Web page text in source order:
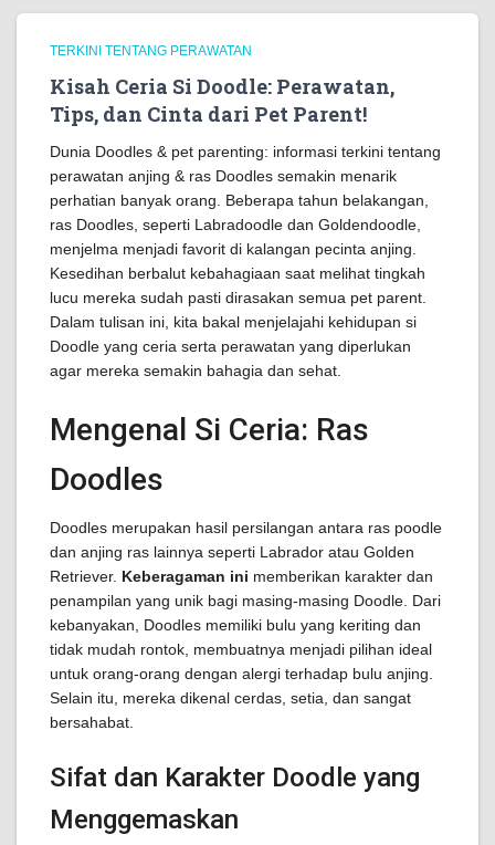
TERKINI TENTANG PERAWATAN
Kisah Ceria Si Doodle: Perawatan,
Tips, dan Cinta dari Pet Parent!
Dunia Doodles & pet parenting: informasi terkini tentang
perawatan anjing & ras Doodles semakin menarik
perhatian banyak orang. Beberapa tahun belakangan,
ras Doodles, seperti Labradoodle dan Goldendoodle,
menjelma menjadi favorit di kalangan pecinta anjing.
Kesedihan berbalut kebahagiaan saat melihat tingkah
lucu mereka sudah pasti dirasakan semua pet parent.
Dalam tulisan ini, kita bakal menjelajahi kehidupan si
Doodle yang ceria serta perawatan yang diperlukan
agar mereka semakin bahagia dan sehat.
Mengenal Si Ceria: Ras
Doodles
Doodles merupakan hasil persilangan antara ras poodle
dan anjing ras lainnya seperti Labrador atau Golden
Retriever. Keberagaman ini memberikan karakter dan
penampilan yang unik bagi masing-masing Doodle. Dari
kebanyakan, Doodles memiliki bulu yang keriting dan
tidak mudah rontok, membuatnya menjadi pilihan ideal
untuk orang-orang dengan alergi terhadap bulu anjing.
Selain itu, mereka dikenal cerdas, setia, dan sangat
bersahabat.
Sifat dan Karakter Doodle yang
Menggemaskan